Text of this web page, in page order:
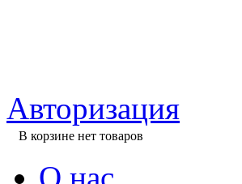
Авторизация
В корзине нет товаров